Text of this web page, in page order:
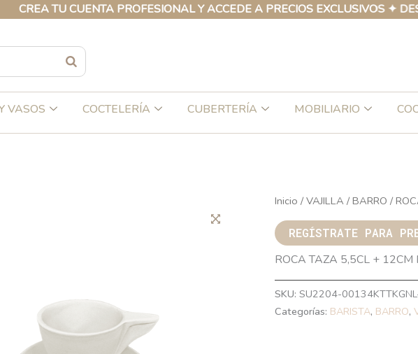
TU CUENTA PROFESIONAL Y ACCEDE A PRECIOS EXCLUSIVOS ✦
VASOS COCTELERÍA CUBERTERÍA MOBILIARIO
Inicio / VAJILLA / BARRO /
REGÍSTRATE PARA
ROCA TAZA 5,5CL + 12CM
SKU: SU2204-
Categorías: BARISTA, BARRO,